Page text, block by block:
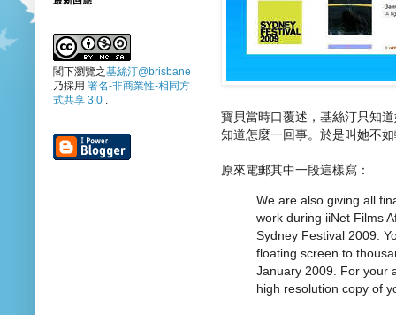
寶貝當時口覆述，基絲汀只知
知道怎麼一回事。於是叫她不
原來電郵其中一段這樣寫：
We are also giving all
work during iiNet Films
Sydney Festival 2009.
floating screen to
January 2009. For your
high resolution copy of
閣下瀏覽之基絲汀@brisbane
乃採用 署名-非商業性-相同方
式共享 3.0